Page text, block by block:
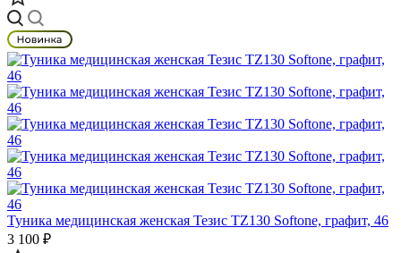
Туника медицинская женская Тезис TZ130 Softone, графит, 46
3 100 ₽